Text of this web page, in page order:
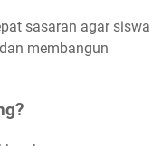
sasaran agar siswa
membangun